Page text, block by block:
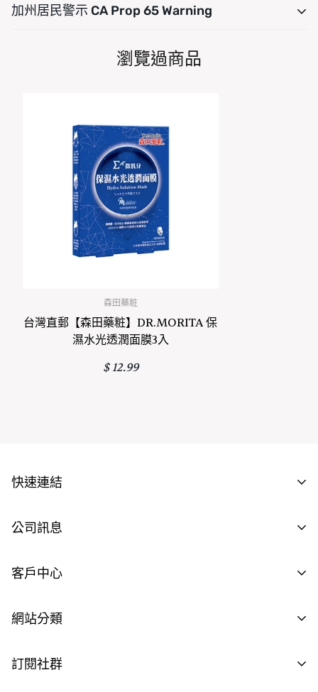
用運費計算器查看運費。我們希望您對您的購買感到 100%
加州居民警示 CA Prop 65 Warning
For CA residency, warning Consuming this product can
expose you to chemicals including, Arsenic (Inorganic),
cancer and Arsenic (Inorganic), Bisphenol A (BPA),
DEHP, Lead, Mercury and Cadmium, which are known
to the State of California to cause birth defects or other
reproductive harm. For more information go to
www.P65Warnings.ca.gov/food
瀏覽過商品
森田藥粧
台灣直郵【森田藥粧】DR.MORITA 保
濕水光透潤面膜3入
正常價格
$ 12.99
快速連結
批發商資格申請
公司訊息
聯繫我們
隱私聲明
客戶中心
註冊登入
宅配費用
網站分類
大同電鍋專區
訂閱社群